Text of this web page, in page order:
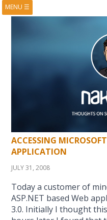
MENU ☰
ACCESSING
APPLICATION
JULY 31, 2008
Today a customer of
ASP.NET based Web
3.0. Initially I thought